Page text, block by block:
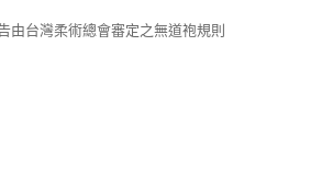
由台灣柔術總會審定之無道袍規則